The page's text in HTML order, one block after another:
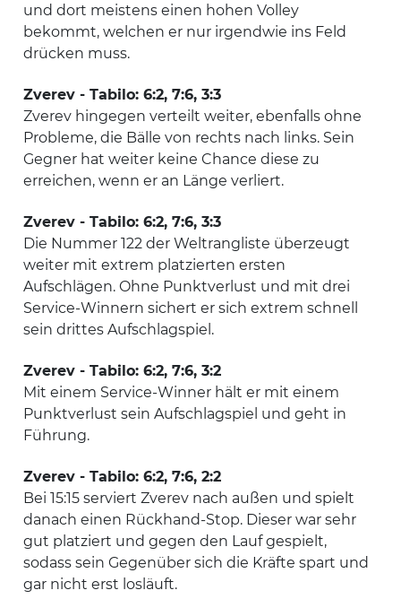
und dort meistens einen hohen Volley
bekommt, welchen er nur irgendwie ins Feld
drücken muss.
Zverev - Tabilo: 6:2, 7:6, 3:3
Zverev hingegen verteilt weiter, ebenfalls ohne
Probleme, die Bälle von rechts nach links. Sein
Gegner hat weiter keine Chance diese zu
erreichen, wenn er an Länge verliert.
Zverev - Tabilo: 6:2, 7:6, 3:3
Die Nummer 122 der Weltrangliste überzeugt
weiter mit extrem platzierten ersten
Aufschlägen. Ohne Punktverlust und mit drei
Service-Winnern sichert er sich extrem schnell
sein drittes Aufschlagspiel.
Zverev - Tabilo: 6:2, 7:6, 3:2
Mit einem Service-Winner hält er mit einem
Punktverlust sein Aufschlagspiel und geht in
Führung.
Zverev - Tabilo: 6:2, 7:6, 2:2
Bei 15:15 serviert Zverev nach außen und spielt
danach einen Rückhand-Stop. Dieser war sehr
gut platziert und gegen den Lauf gespielt,
sodass sein Gegenüber sich die Kräfte spart und
gar nicht erst losläuft.